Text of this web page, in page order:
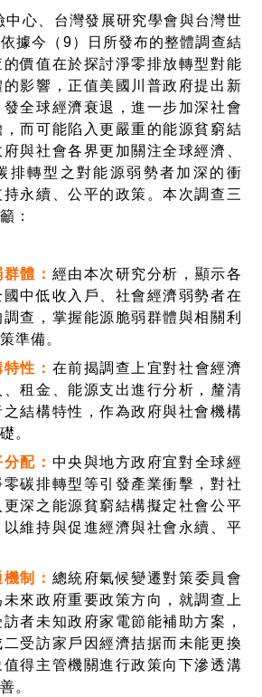
中心、台灣發展研究學會與台灣世
據今（ 9）日所發布的整體調查結
價值在於探討淨零排放轉型對能
影響，正值美國川普政府提出新
全球經濟衰退，進一步加深社會
而可能陷入更嚴重的能源貧窮結
與社會各界更加關注全球經濟、
排轉型之對能源弱勢者加深的衝
永續、公平的政策。本次調查三
：
體： 經由本次研究分析，顯示各
中低收入戶、社會經濟弱勢者在
查，掌握能源脆弱群體與相關利
準備。
性： 在前揭調查上宜對社會經濟
租金、能源支出進行分析，釐清
結構特性，作為政府與社會機構
。
配： 中央與地方政府宜對全球經
碳排轉型等引發產業衝擊，對社
深之能源貧窮結構擬定社會公平
維持與促進經濟與社會永續、平
制： 總統府氣候變遷對策委員會
來政府重要政策方向，就調查上
者未知政府家電節能補助方案，
受訪家戶因經濟拮据而未能更換
得主管機關進行政策向下滲透溝
。